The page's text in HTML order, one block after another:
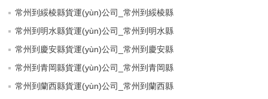
常州到綏棱縣貨運(yùn)公司_常州到綏棱縣
常州到明水縣貨運(yùn)公司_常州到明水縣
常州到慶安縣貨運(yùn)公司_常州到慶安縣
常州到青岡縣貨運(yùn)公司_常州到青岡縣
常州到蘭西縣貨運(yùn)公司_常州到蘭西縣